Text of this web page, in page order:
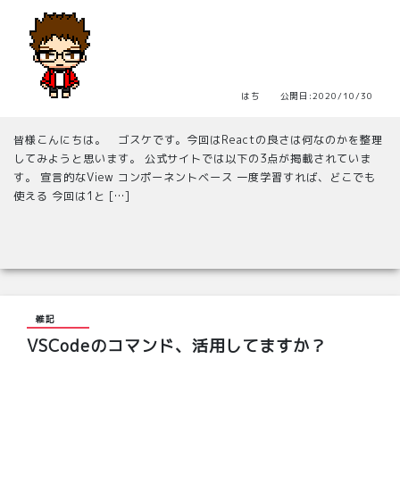
はち 公開日:2020/10/30
皆様こんにちは。 ゴスケです。今回はReactの良さは何なのかを整理
してみようと思います。 公式サイトでは以下の3点が掲載されていま
す。 宣言的なView コンポーネントベース 一度学習すれば、どこでも
使える 今回は1と […]
雑記
VSCodeのコマンド、活用してますか？